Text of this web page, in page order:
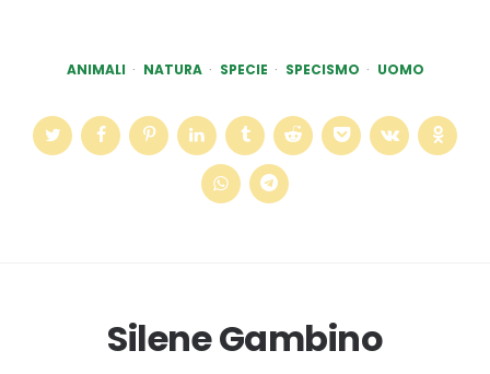
ANIMALI NATURA SPECIE SPECISMO UOMO
Silene Gambino